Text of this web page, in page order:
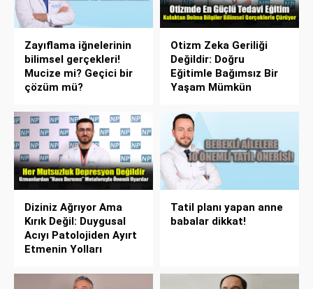
Zayıflama iğnelerinin
bilimsel gerçekleri!
Mucize mi? Geçici bir
çözüm mü?
Otizm Zeka Geriliği
Değildir: Doğru
Eğitimle Bağımsız Bir
Yaşam Mümkün
Diziniz Ağrıyor Ama
Kırık Değil: Duygusal
Acıyı Patolojiden Ayırt
Etmenin Yolları
Tatil planı yapan anne
babalar dikkat!